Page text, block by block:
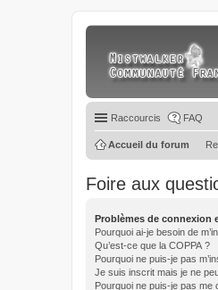
Raccourcis FAQ
Accueil du forum
Foire aux
Problèmes de connexion
Pourquoi ai-je besoin de
Qu’est-ce que la COPPA ?
Pourquoi ne puis-je pas
Je suis inscrit mais je ne
Pourquoi ne puis-je pas me